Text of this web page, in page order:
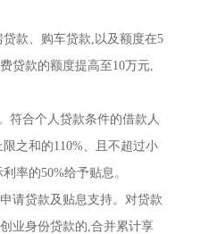
款、购车贷款,以及额度在5
贷款的额度提高至10万元,
合个人贷款条件的借款人
之和的110%、且不超过小
率的50%给予贴息。
请贷款及贴息支持。对贷款
业身份贷款的,合并累计享